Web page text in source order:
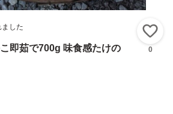
した
即茹で700g 味食感たけの
0